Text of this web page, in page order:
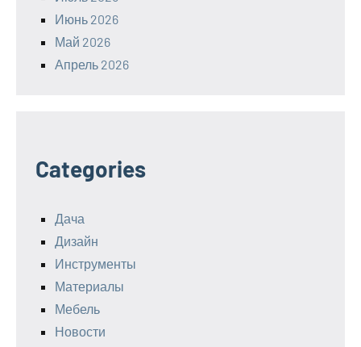
Июнь 2026
Май 2026
Апрель 2026
Categories
Дача
Дизайн
Инструменты
Материалы
Мебель
Новости